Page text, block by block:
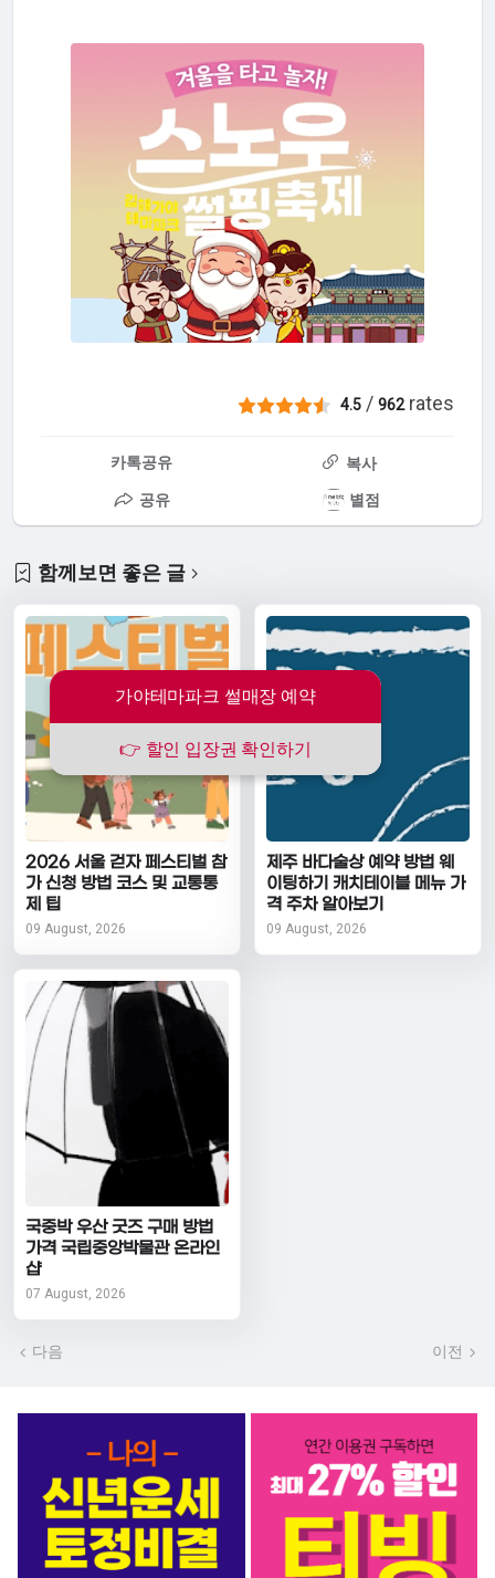
가야테마파크 썰매장 예약
👉 할인 입장권 확인하기
4.5 /962rates
카톡공유 복사
공유 별점
함께보면 좋은 글
2026 서울 걷자 페스티벌 참
가 신청 방법 코스 및 교통통
제 팁
09 August, 2026
제주 바다술상 예약 방법 웨
이팅하기 캐치테이블 메뉴 가
격 주차 알아보기
09 August, 2026
국중박 우산 굿즈 구매 방법
가격 국립중앙박물관 온라인
샵
07 August, 2026
다음 이전